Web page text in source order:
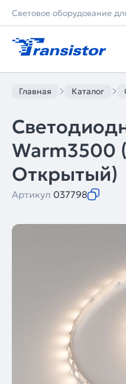
Световое оборудование
Главная Каталог
Warm3500
Открытый)
Артикул 037798